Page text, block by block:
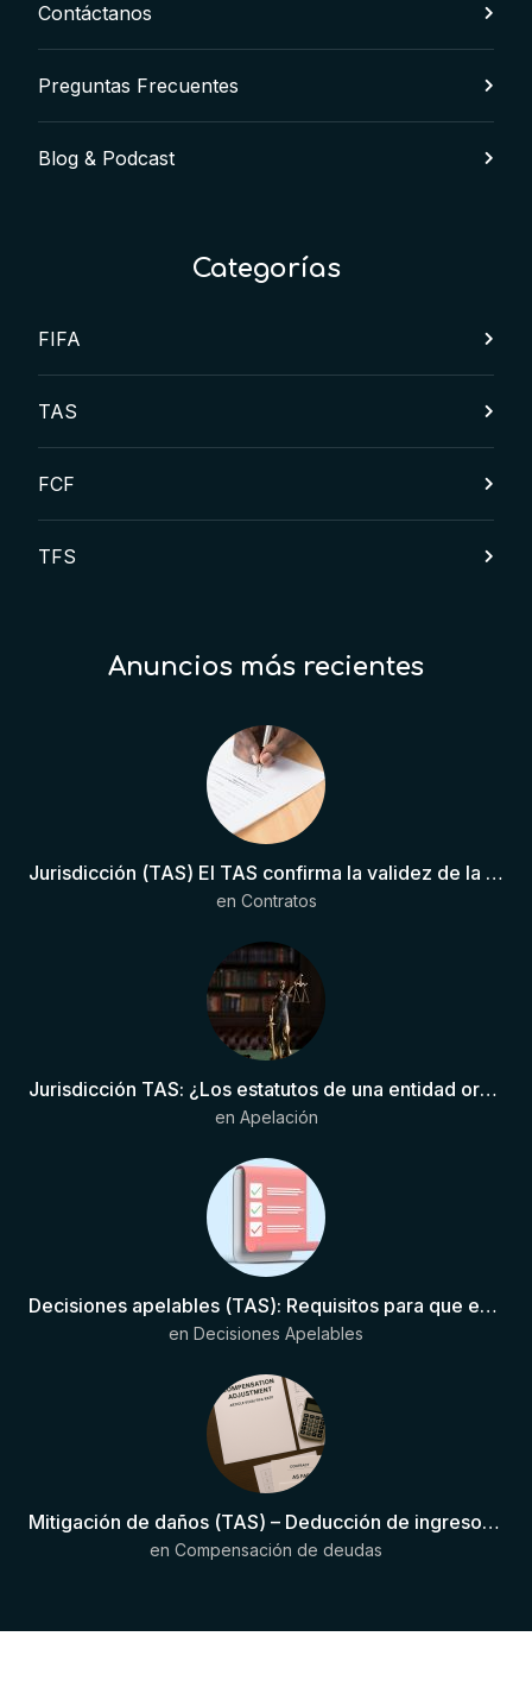
Contáctanos
Preguntas Frecuentes
Blog & Podcast
Categorías
FIFA
TAS
FCF
TFS
Anuncios más recientes
Jurisdicción (TAS) El TAS confirma la validez de la cláusula de sumisión jurisdiccional en el contrato del futbolista.
en Contratos
Jurisdicción TAS: ¿Los estatutos de una entidad organizadora de una liga de fútbol pueden otorgar competencia de forma directa al TAS?
en Apelación
Decisiones apelables (TAS): Requisitos para que exista una decisión
en Decisiones Apelables
Mitigación de daños (TAS) – Deducción de ingresos comprobados según el artículo 6(2)(b) del Anexo 2 RSTP FIFA
en Compensación de deudas